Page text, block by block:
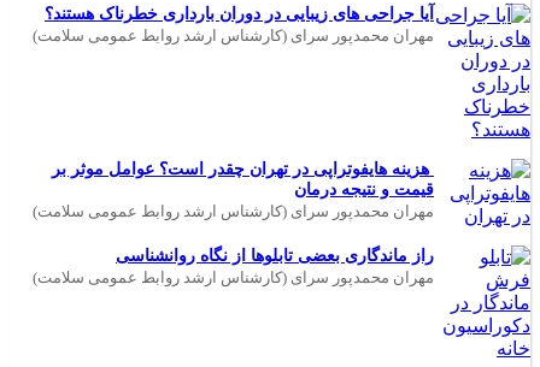
آیا جراحی های زیبایی در دوران بارداری خطرناک هستند؟
مهران محمدپور سرای (کارشناس ارشد روابط عمومی سلامت)
هزینه هایفوتراپی در تهران چقدر است؟ عوامل موثر بر
قیمت و نتیجه درمان
مهران محمدپور سرای (کارشناس ارشد روابط عمومی سلامت)
راز ماندگاری بعضی تابلوها از نگاه روانشناسی
مهران محمدپور سرای (کارشناس ارشد روابط عمومی سلامت)